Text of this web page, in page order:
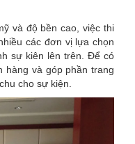
và độ bền cao, việc thi
các đơn vị lựa chọn
sự kiên lên trên. Để có
hàng và góp phần trang
cho sự kiện.